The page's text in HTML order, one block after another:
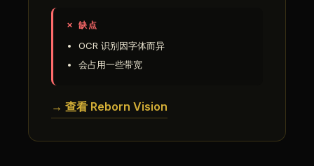
✗ 缺点
OCR 识别因字体而异
会占用一些带宽
→ 查看 Reborn Vision